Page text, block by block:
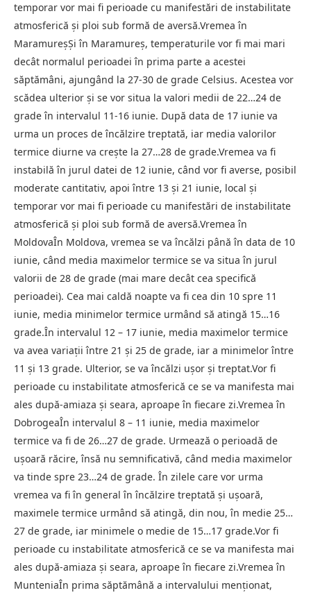
temporar vor mai fi perioade cu manifestări de instabilitate
atmosferică și ploi sub formă de aversă.Vremea în
MaramureșȘi în Maramureș, temperaturile vor fi mai mari
decât normalul perioadei în prima parte a acestei
săptămâni, ajungând la 27-30 de grade Celsius. Acestea vor
scădea ulterior și se vor situa la valori medii de 22…24 de
grade în intervalul 11-16 iunie. După data de 17 iunie va
urma un proces de încălzire treptată, iar media valorilor
termice diurne va crește la 27…28 de grade.Vremea va fi
instabilă în jurul datei de 12 iunie, când vor fi averse, posibil
moderate cantitativ, apoi între 13 și 21 iunie, local și
temporar vor mai fi perioade cu manifestări de instabilitate
atmosferică și ploi sub formă de aversă.Vremea în
MoldovaÎn Moldova, vremea se va încălzi până în data de 10
iunie, când media maximelor termice se va situa în jurul
valorii de 28 de grade (mai mare decât cea specifică
perioadei). Cea mai caldă noapte va fi cea din 10 spre 11
iunie, media minimelor termice urmând să atingă 15…16
grade.În intervalul 12 – 17 iunie, media maximelor termice
va avea variații între 21 și 25 de grade, iar a minimelor între
11 și 13 grade. Ulterior, se va încălzi ușor și treptat.Vor fi
perioade cu instabilitate atmosferică ce se va manifesta mai
ales după-amiaza și seara, aproape în fiecare zi.Vremea în
DobrogeaÎn intervalul 8 – 11 iunie, media maximelor
termice va fi de 26…27 de grade. Urmează o perioadă de
ușoară răcire, însă nu semnificativă, când media maximelor
va tinde spre 23…24 de grade. În zilele care vor urma
vremea va fi în general în încălzire treptată și ușoară,
maximele termice urmând să atingă, din nou, în medie 25…
27 de grade, iar minimele o medie de 15…17 grade.Vor fi
perioade cu instabilitate atmosferică ce se va manifesta mai
ales după-amiaza și seara, aproape în fiecare zi.Vremea în
MunteniaÎn prima săptămână a intervalului menționat,